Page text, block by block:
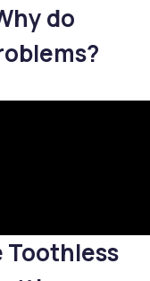
do
Toothless